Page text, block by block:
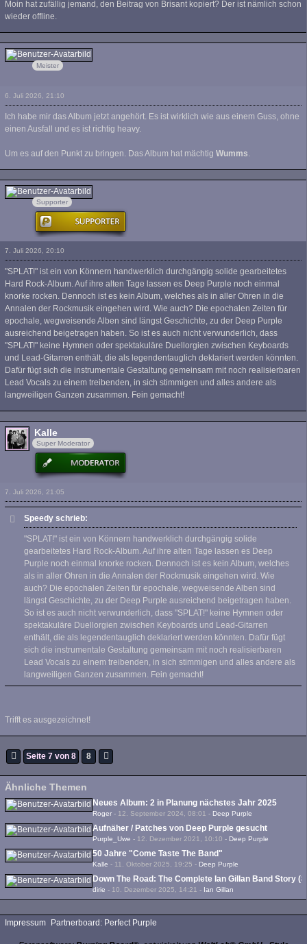
Moin hat zufällig jemand, den Beitrag von Brisant kopiert? Der ist nämlich schon
wieder offline.
purple-dirk
Meister
6. Juli 2026, 21:10
Ich habe mir das Album jetzt angehört. Es ist wirklich wie aus einem Guss, ohne
einen Ausfall und es ist richtig heavy.
Um es auf den Punkt zu bringen. Das Album hat mächtig Wumms
Speedy
Supporter
7. Juli 2026, 20:10
"SPLAT!" ist ein von Könnern handwerklich durchgängig solide gearbeitetes
Hard Rock-Album. Auf ihre alten Tage lassen es Deep Purple noch einmal
knorke rocken. Dennoch ist es kein Album, welches als in aller Ohren in die
Annalen der Rockmusik eingehen wird. Wie auch? Die epochalen Zeiten für
epochale, wegweisende Alben sind längst Geschichte, zu der Deep Purple
ausreichend beigetragen haben. So ist es auch nicht verwunderlich, dass
"SPLAT!" keine Hymnen oder spektakuläre Duellorgien zwischen Keyboards
und Lead-Gitarren enthält, die als legendentauglich deklariert werden könnten.
Dafür fügt sich die instrumentale Gestaltung gemeinsam mit noch realisierbaren
Lead Vocals zu einem treibenden, in sich stimmigen und alles andere als
langweiligen Ganzen zusammen. Fein gemacht!
Kalle
Super Moderator
7. Juli 2026, 21:05
Speedy schrieb:
"SPLAT!" ist ein von Könnern handwerklich durchgängig solide
gearbeitetes Hard Rock-Album. Auf ihre alten Tage lassen es Deep
Purple noch einmal knorke rocken. Dennoch ist es kein Album, welches
als in aller Ohren in die Annalen der Rockmusik eingehen wird. Wie
auch? Die epochalen Zeiten für epochale, wegweisende Alben sind
längst Geschichte, zu der Deep Purple ausreichend beigetragen haben.
So ist es auch nicht verwunderlich, dass "SPLAT!" keine Hymnen oder
spektakuläre Duellorgien zwischen Keyboards und Lead-Gitarren
enthält, die als legendentauglich deklariert werden könnten. Dafür fügt
sich die instrumentale Gestaltung gemeinsam mit noch realisierbaren
Lead Vocals zu einem treibenden, in sich stimmigen und alles andere als
langweiligen Ganzen zusammen. Fein gemacht!
Trifft es ausgezeichnet!
Seite 7 von 8 8
Ähnliche Themen
Neues Album: 2 in Planung nächstes Jahr 2025
Roger - 12. September 2024, 08:01 - Deep Purple
Aufnäher / Patches von Deep Purple gesucht
Purple_Uwe - 12. Dezember 2021, 10:10 - Deep Purple
50 Jahre "Come Taste The Band"
Kalle - 11. Oktober 2025, 19:25 - Deep Purple
Down The Road: The Complete Ian Gillan Band Story
dirie - 10. Dezember 2025, 14:21 - Ian Gillan
Impressum Partnerboard: Perfect Purple